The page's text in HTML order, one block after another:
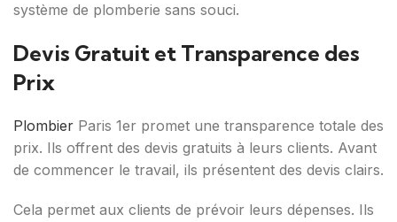
système de plomberie sans souci.
Devis Gratuit et Transparence des
Prix
Plombier Paris 1er promet une transparence totale des
prix. Ils offrent des devis gratuits à leurs clients. Avant
de commencer le travail, ils présentent des devis clairs.
Cela permet aux clients de prévoir leurs dépenses. Ils